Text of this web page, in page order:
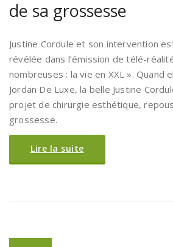
de sa grossesse
Justine Cordule et son intervention
révélée dans l’émission de télé-
nombreuses : la vie en XXL ». Quand
Jordan De Luxe, la belle Justine
projet de chirurgie esthétique,
grossesse.
Lire la suite